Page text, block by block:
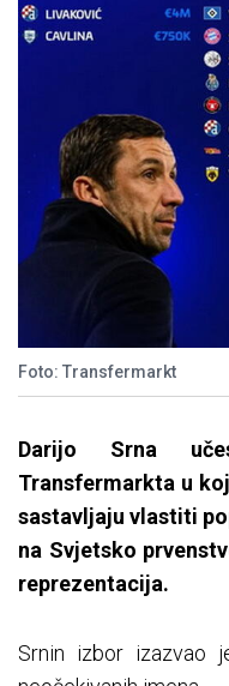
Foto: Transfermarkt
Darijo Srna
Transfermarkta u
sastavljaju vlastiti
na Svjetsko
reprezentacija.
Srnin izbor izazvao